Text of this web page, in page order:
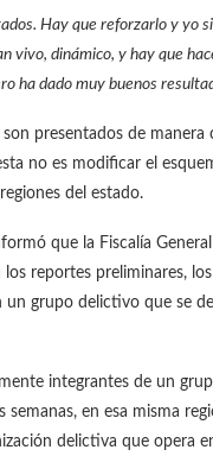
Hay que reforzarlo y yo
vivo, dinámico, y hay que
ha dado muy buenos
presentados de manera
no es modificar el
del estado.
que la Fiscalía
reportes preliminares,
grupo delictivo que se
integrantes de un
en esa misma
delictiva que opera